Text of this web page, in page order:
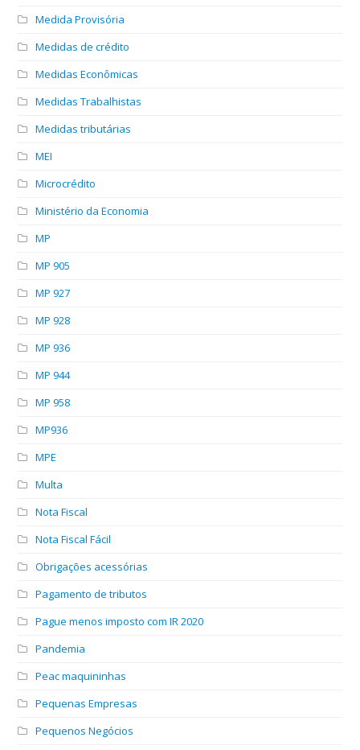
Medida Provisória
Medidas de crédito
Medidas Econômicas
Medidas Trabalhistas
Medidas tributárias
MEI
Microcrédito
Ministério da Economia
MP
MP 905
MP 927
MP 928
MP 936
MP 944
MP 958
MP936
MPE
Multa
Nota Fiscal
Nota Fiscal Fácil
Obrigações acessórias
Pagamento de tributos
Pague menos imposto com IR 2020
Pandemia
Peac maquininhas
Pequenas Empresas
Pequenos Negócios